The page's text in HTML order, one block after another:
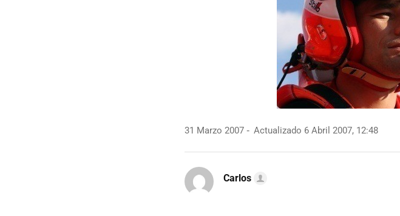
31 Marzo 2007 Actualizado 6 Abril 2007, 12:48
Carlos